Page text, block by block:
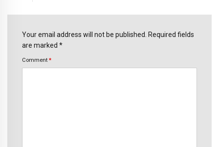
Your email address will not be published. Required fields
are marked *
Comment *